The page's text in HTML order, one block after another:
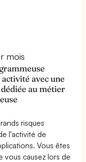
mois
avec une
au métier
risques
l'activité de
Vous êtes
causez lors de